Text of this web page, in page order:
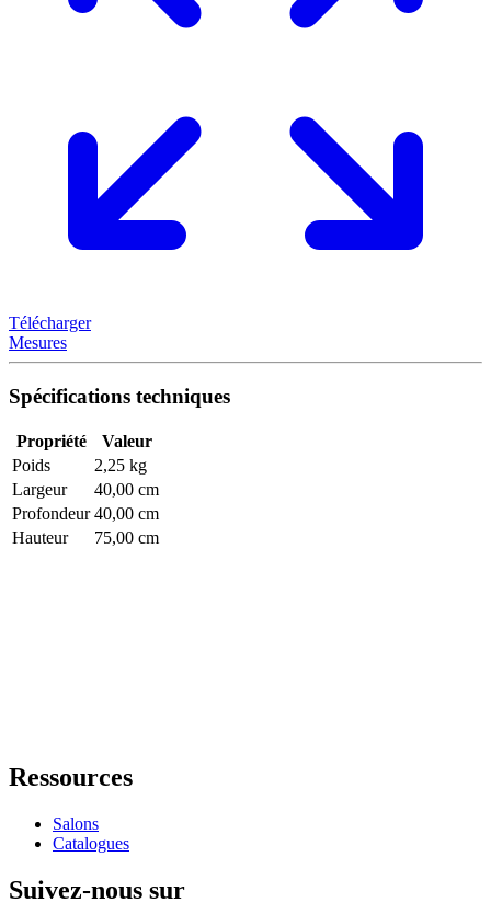
Télécharger
Mesures
Spécifications techniques
Propriété
Valeur
Poids
2,25 kg
Largeur
40,00 cm
Profondeur 40,00 cm
Hauteur
75,00 cm
Ressources
Salons
Catalogues
Suivez-nous sur